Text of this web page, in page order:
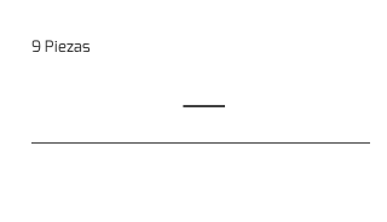
9 Piezas